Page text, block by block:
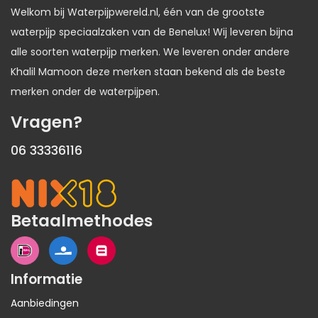
Welkom bij Waterpijpwereld.nl, één van de grootste
waterpijp speciaalzaken van de Benelux! Wij leveren bijna
alle soorten waterpijp merken. We leveren onder andere
Khalil Mamoon deze merken staan bekend als de beste
merken onder de waterpijpen.
Vragen?
06 33336116
Betaalmethodes
Informatie
Aanbiedingen